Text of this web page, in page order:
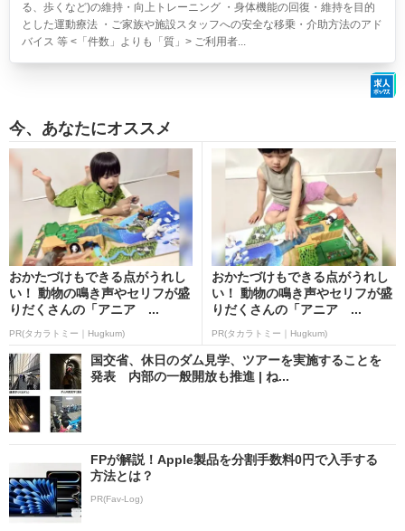
る、歩くなど)の維持・向上トレーニング ・身体機能の回復・維持を目的
とした運動療法 ・ご家族や施設スタッフへの安全な移乗・介助方法のアド
バイス 等 <「件数」よりも「質」> ご利用者...
今、あなたにオススメ
おかたづけもできる点がうれし
い！ 動物の鳴き声やセリフが盛
りだくさんの「アニア ...
PR(タカラトミー｜Hugkum)
おかたづけもできる点がうれし
い！ 動物の鳴き声やセリフが盛
りだくさんの「アニア ...
PR(タカラトミー｜Hugkum)
国交省、休日のダム見学、ツアーを実施することを
発表 内部の一般開放も推進 | ね...
FPが解説！Apple製品を分割手数料0円で入手する
方法とは？
PR(Fav-Log)